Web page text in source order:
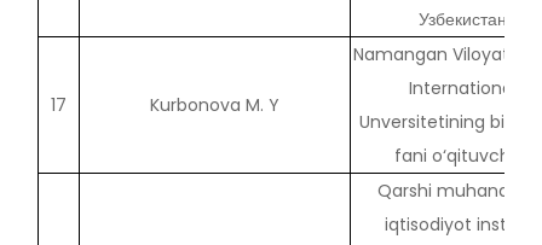
Узбекистан
17 Kurbonova M. Y
Namangan Viloyati
International
Unversitetining
fani o‘qituvchisi.
Qarshi
iqtisodiyot instituti